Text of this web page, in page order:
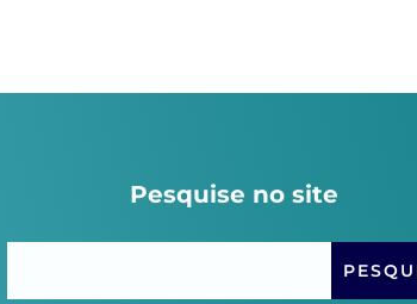
Pesquise no site